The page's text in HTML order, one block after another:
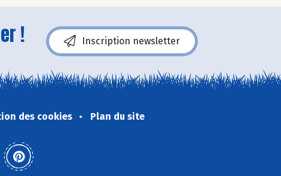
! Inscription newsletter
des cookies Plan du site